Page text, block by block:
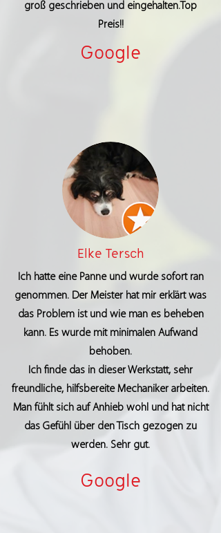
groß geschrieben und eingehalten.Top
Preis!!
Google
Elke Tersch
Ich hatte eine Panne und wurde sofort ran
genommen. Der Meister hat mir erklärt was
das Problem ist und wie man es beheben
kann. Es wurde mit minimalen Aufwand
behoben.
Ich finde das in dieser Werkstatt, sehr
freundliche, hilfsbereite Mechaniker arbeiten.
Man fühlt sich auf Anhieb wohl und hat nicht
das Gefühl über den Tisch gezogen zu
werden. Sehr gut.
Google